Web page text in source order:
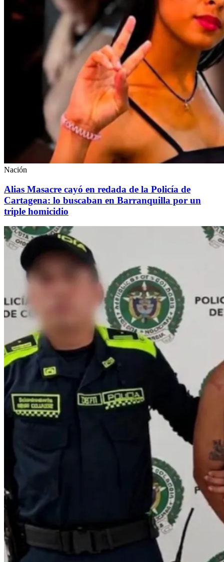
Nación
Alias Masacre cayó en redada de la Policía de
Cartagena: lo buscaban en Barranquilla por un
triple homicidio